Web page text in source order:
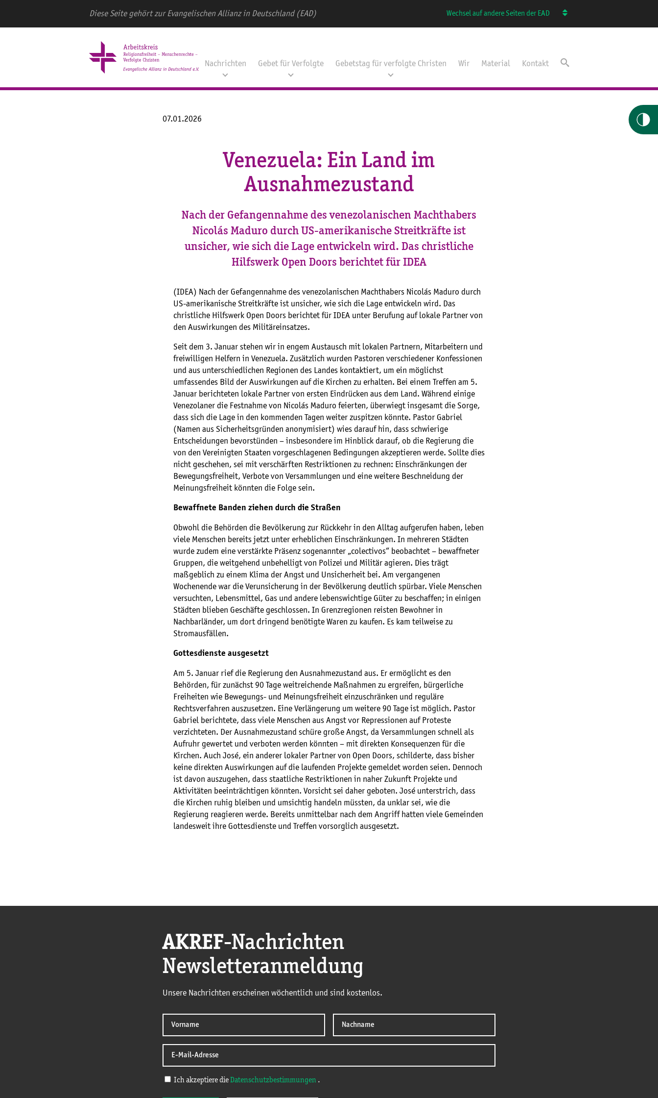
Diese Seite gehört zur Evangelischen Allianz in Deutschland (EAD) Wechsel auf andere Seiten der EAD
Nachrichten Gebet für Verfolgte Gebetstag für verfolgte Christen Wir Material Kontakt
07.01.2026
Venezuela: Ein Land im
Ausnahmezustand
Nach der Gefangennahme des venezolanischen Machthabers
Nicolás Maduro durch US-amerikanische Streitkräfte ist
unsicher, wie sich die Lage entwickeln wird. Das christliche
Hilfswerk Open Doors berichtet für IDEA
(IDEA) Nach der Gefangennahme des venezolanischen Machthabers Nicolás Maduro durch
US-amerikanische Streitkräfte ist unsicher, wie sich die Lage entwickeln wird. Das
christliche Hilfswerk Open Doors berichtet für IDEA unter Berufung auf lokale Partner von
den Auswirkungen des Militäreinsatzes.
Seit dem 3. Januar stehen wir in engem Austausch mit lokalen Partnern, Mitarbeitern und
freiwilligen Helfern in Venezuela. Zusätzlich wurden Pastoren verschiedener Konfessionen
und aus unterschiedlichen Regionen des Landes kontaktiert, um ein möglichst
umfassendes Bild der Auswirkungen auf die Kirchen zu erhalten. Bei einem Treffen am 5.
Januar berichteten lokale Partner von ersten Eindrücken aus dem Land. Während einige
Venezolaner die Festnahme von Nicolás Maduro feierten, überwiegt insgesamt die Sorge,
dass sich die Lage in den kommenden Tagen weiter zuspitzen könnte. Pastor Gabriel
(Namen aus Sicherheitsgründen anonymisiert) wies darauf hin, dass schwierige
Entscheidungen bevorstünden – insbesondere im Hinblick darauf, ob die Regierung die
von den Vereinigten Staaten vorgeschlagenen Bedingungen akzeptieren werde. Sollte dies
nicht geschehen, sei mit verschärften Restriktionen zu rechnen: Einschränkungen der
Bewegungsfreiheit, Verbote von Versammlungen und eine weitere Beschneidung der
Meinungsfreiheit könnten die Folge sein.
Bewaffnete Banden ziehen durch die Straßen
Obwohl die Behörden die Bevölkerung zur Rückkehr in den Alltag aufgerufen haben, leben
viele Menschen bereits jetzt unter erheblichen Einschränkungen. In mehreren Städten
wurde zudem eine verstärkte Präsenz sogenannter „colectivos“ beobachtet – bewaffneter
Gruppen, die weitgehend unbehelligt von Polizei und Militär agieren. Dies trägt
maßgeblich zu einem Klima der Angst und Unsicherheit bei. Am vergangenen
Wochenende war die Verunsicherung in der Bevölkerung deutlich spürbar. Viele Menschen
versuchten, Lebensmittel, Gas und andere lebenswichtige Güter zu beschaffen; in einigen
Städten blieben Geschäfte geschlossen. In Grenzregionen reisten Bewohner in
Nachbarländer, um dort dringend benötigte Waren zu kaufen. Es kam teilweise zu
Stromausfällen.
Gottesdienste ausgesetzt
Am 5. Januar rief die Regierung den Ausnahmezustand aus. Er ermöglicht es den
Behörden, für zunächst 90 Tage weitreichende Maßnahmen zu ergreifen, bürgerliche
Freiheiten wie Bewegungs- und Meinungsfreiheit einzuschränken und reguläre
Rechtsverfahren auszusetzen. Eine Verlängerung um weitere 90 Tage ist möglich. Pastor
Gabriel berichtete, dass viele Menschen aus Angst vor Repressionen auf Proteste
verzichteten. Der Ausnahmezustand schüre große Angst, da Versammlungen schnell als
Aufruhr gewertet und verboten werden könnten – mit direkten Konsequenzen für die
Kirchen. Auch José, ein anderer lokaler Partner von Open Doors, schilderte, dass bisher
keine direkten Auswirkungen auf die laufenden Projekte gemeldet worden seien. Dennoch
ist davon auszugehen, dass staatliche Restriktionen in naher Zukunft Projekte und
Aktivitäten beeinträchtigen könnten. Vorsicht sei daher geboten. José unterstrich, dass
die Kirchen ruhig bleiben und umsichtig handeln müssten, da unklar sei, wie die
Regierung reagieren werde. Bereits unmittelbar nach dem Angriff hatten viele Gemeinden
landesweit ihre Gottesdienste und Treffen vorsorglich ausgesetzt.
AKREF-Nachrichten
Newsletteranmeldung
Unsere Nachrichten erscheinen wöchentlich und sind kostenlos.
Ich akzeptiere die Datenschutzbestimmungen .